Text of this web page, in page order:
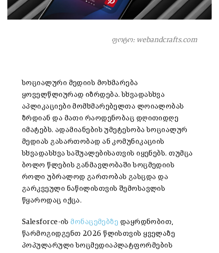
ფოტო: webandcrafts.com
სოციალური მედიის მოხმარება
ყოველწლიურად იზრდება. სხვადასხვა
აპლიკაციები მომხმარებელთა ლოიალობას
ზრდიან და მათი რაოდენობაც დღითიდღე
იმატებს. ადამიანების უმეტესობა სოციალურ
მედიას გასართობად ან კომუნიკაციის
სხვადასხვა საშუალებისათვის იყენებს. თუმცა
ბოლო წლების განმავლობაში სოცმედიის
როლი უბრალოდ გართობას გასცდა და
გარკვეული ნაწილისთვის შემოსავლის
წყაროდაც იქცა.
Salesforce-ისმონაცემებზე დაყრდნობით,
წარმოგიდგენთ 2026 წლისთვის ყველაზე
პოპულარული სოცმედიაპლატფორმების